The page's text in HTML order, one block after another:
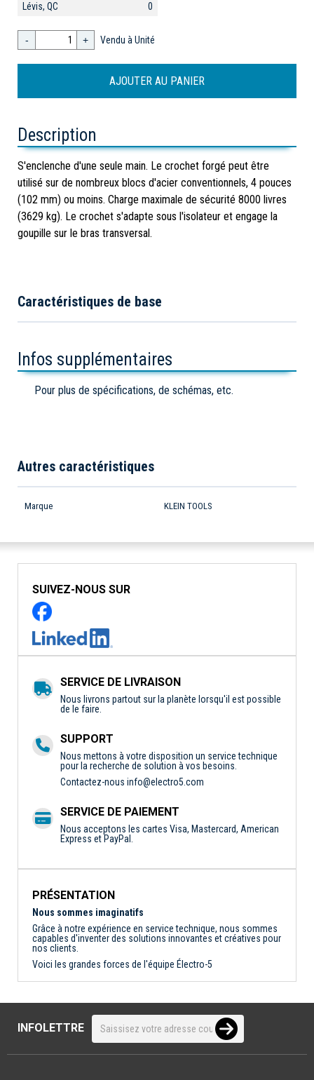
Lévis, QC
0
- + Vendu à Unité
Description
S'enclenche d'une seule main. Le crochet forgé peut être
utilisé sur de nombreux blocs d'acier conventionnels, 4 pouces
(102 mm) ou moins. Charge maximale de sécurité 8000 livres
(3629 kg). Le crochet s'adapte sous l'isolateur et engage la
goupille sur le bras transversal.
Caractéristiques de base
Infos supplémentaires
Pour plus de spécifications, de schémas, etc.
Autres caractéristiques
Marque KLEIN TOOLS
SUIVEZ-NOUS SUR
SERVICE DE LIVRAISON
Nous livrons partout sur la planète lorsqu'il est possible
de le faire.
SUPPORT
Nous mettons à votre disposition un service technique
pour la recherche de solution à vos besoins.
Contactez-nous info@electro5.com
SERVICE DE PAIEMENT
Nous acceptons les cartes Visa, Mastercard, American
Express et PayPal.
PRÉSENTATION
Nous sommes imaginatifs
Grâce à notre expérience en service technique, nous sommes
capables d'inventer des solutions innovantes et créatives pour
nos clients.
Voici les grandes forces de l'équipe Électro-5
INFOLETTRE